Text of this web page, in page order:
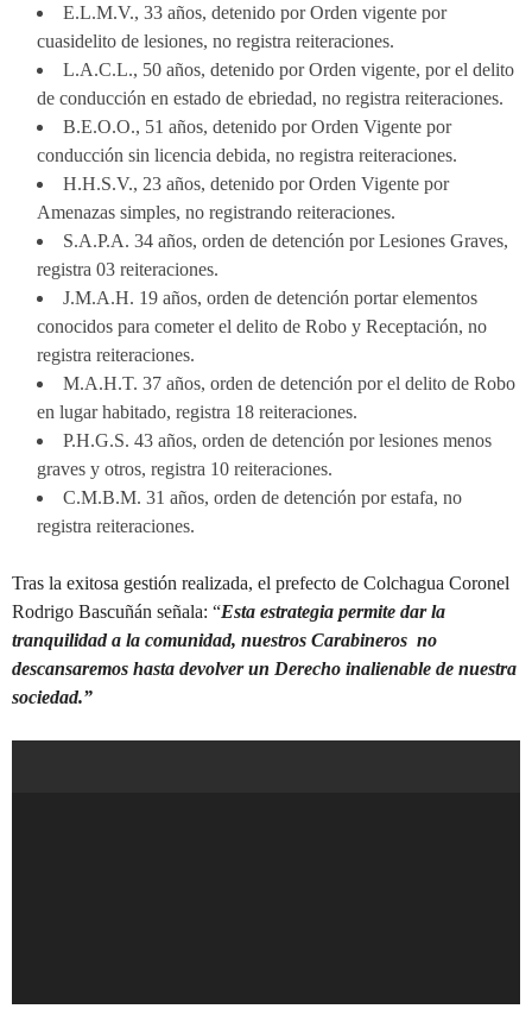
E.L.M.V., 33 años, detenido por Orden vigente por
cuasidelito de lesiones, no registra reiteraciones.
L.A.C.L., 50 años, detenido por Orden vigente, por el delito
de conducción en estado de ebriedad, no registra reiteraciones.
B.E.O.O., 51 años, detenido por Orden Vigente por
conducción sin licencia debida, no registra reiteraciones.
H.H.S.V., 23 años, detenido por Orden Vigente por
Amenazas simples, no registrando reiteraciones.
S.A.P.A. 34 años, orden de detención por Lesiones Graves,
registra 03 reiteraciones.
J.M.A.H. 19 años, orden de detención portar elementos
conocidos para cometer el delito de Robo y Receptación, no
registra reiteraciones.
M.A.H.T. 37 años, orden de detención por el delito de Robo
en lugar habitado, registra 18 reiteraciones.
P.H.G.S. 43 años, orden de detención por lesiones menos
graves y otros, registra 10 reiteraciones.
C.M.B.M. 31 años, orden de detención por estafa, no
registra reiteraciones.
Tras la exitosa gestión realizada, el prefecto de Colchagua Coronel
Rodrigo Bascuñán señala: “Esta estrategia permite dar la
tranquilidad a la comunidad, nuestros Carabineros no
descansaremos hasta devolver un Derecho inalienable de nuestra
sociedad.”